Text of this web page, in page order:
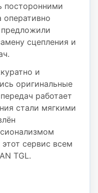
посторонними
оперативно
сцепления и
и
оригинальные
работает
стали мягкими
сервис всем
TGL.